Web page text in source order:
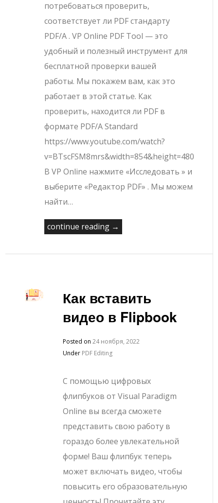
потребоваться проверить,
соответствует ли PDF стандарту
PDF/A . VP Online PDF Tool — это
удобный и полезный инструмент для
бесплатной проверки вашей
работы. Мы покажем вам, как это
работает в этой статье. Как
проверить, находится ли PDF в
формате PDF/A Standard
https://www.youtube.com/watch?
v=BTscFSM8mrs&width=854&height=480
В VP Online нажмите «Исследовать » и
выберите «Редактор PDF» . Мы можем
найти…
continue reading →
Как вставить
видео в Flipbook
Posted on 24 ноября, 2022
Under PDF Editing
С помощью цифровых
флипбуков от Visual Paradigm
Online вы всегда сможете
представить свою работу в
гораздо более увлекательной
форме! Ваш флипбук теперь
может включать видео, чтобы
повысить его образовательную